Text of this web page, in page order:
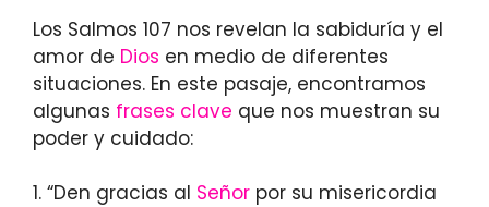
Los Salmos 107 nos revelan la sabiduría y el
amor de Dios en medio de diferentes
situaciones. En este pasaje, encontramos
algunas frases clave que nos muestran su
poder y cuidado:
1. “Den gracias al Señor por su misericordia